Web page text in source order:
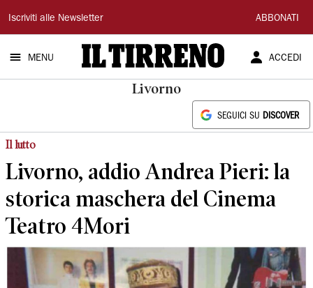
Il
Tirreno
Iscriviti alle Newsletter ABBONATI
MENU ACCEDI
Livorno
SEGUICI SU DISCOVER
Il lutto
Livorno, addio Andrea Pieri: la
storica maschera del Cinema
Teatro 4Mori